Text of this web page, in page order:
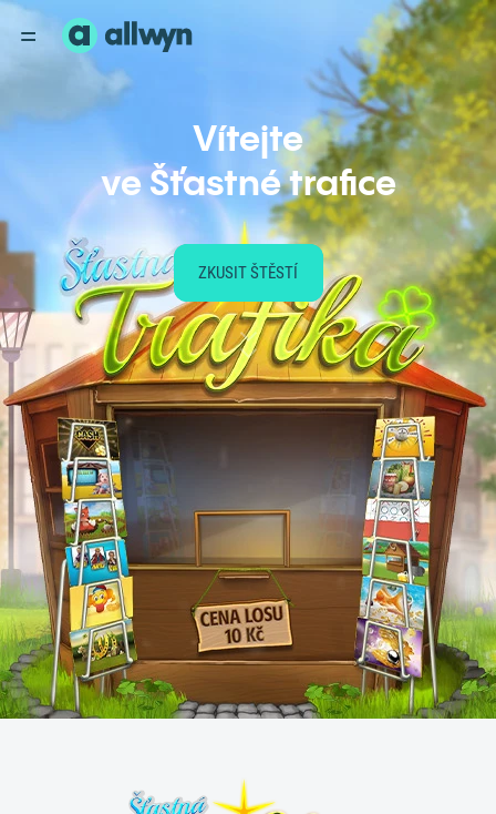
Vítejte
ve Šťastné trafice
ZKUSIT ŠTĚSTÍ